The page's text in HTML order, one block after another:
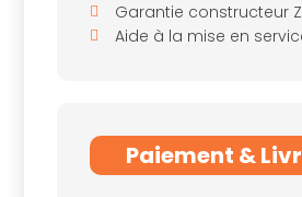
Garantie constructeur
Aide à la mise en
Paiement &